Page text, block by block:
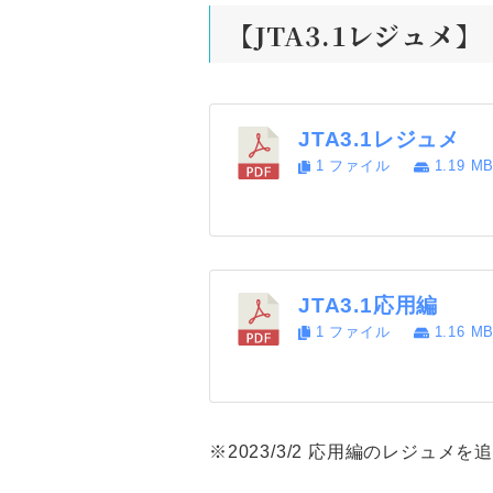
【JTA3.1レジュメ】
JTA3.1レジュメ
1 ファイル 1.19 MB
JTA3.1応用編
1 ファイル 1.16 MB
※2023/3/2 応用編のレジュメを追